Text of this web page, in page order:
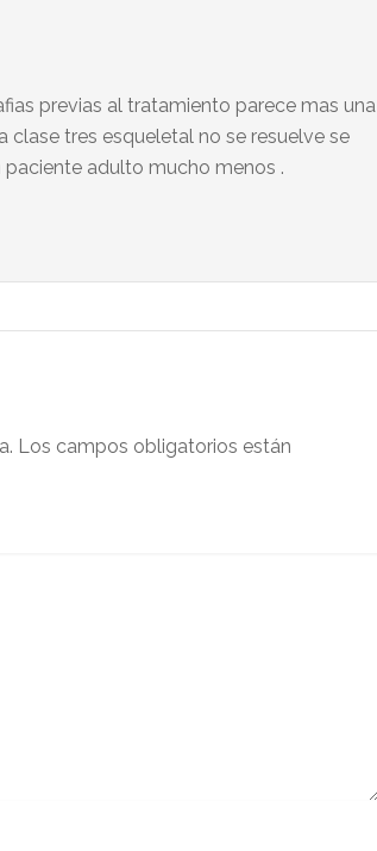
previas al tratamiento parece mas una
clase tres esqueletal no se resuelve se
adulto mucho menos .
Los campos obligatorios están